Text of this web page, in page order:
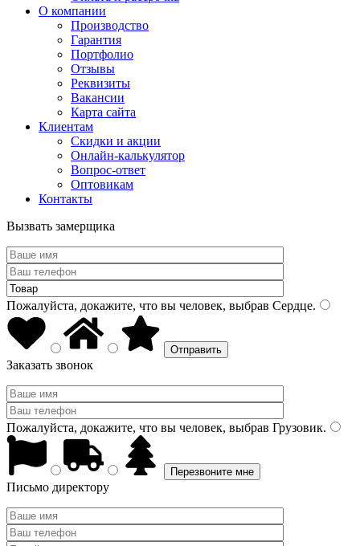
О компании
Производство
Гарантия
Портфолио
Отзывы
Реквизиты
Вакансии
Карта сайта
Клиентам
Скидки и акции
Онлайн-калькулятор
Вопрос-ответ
Оптовикам
Контакты
Вызвать замерщика
Пожалуйста, докажите, что вы человек, выбрав Сердце.
Заказать звонок
Пожалуйста, докажите, что вы человек, выбрав Грузовик.
Письмо директору